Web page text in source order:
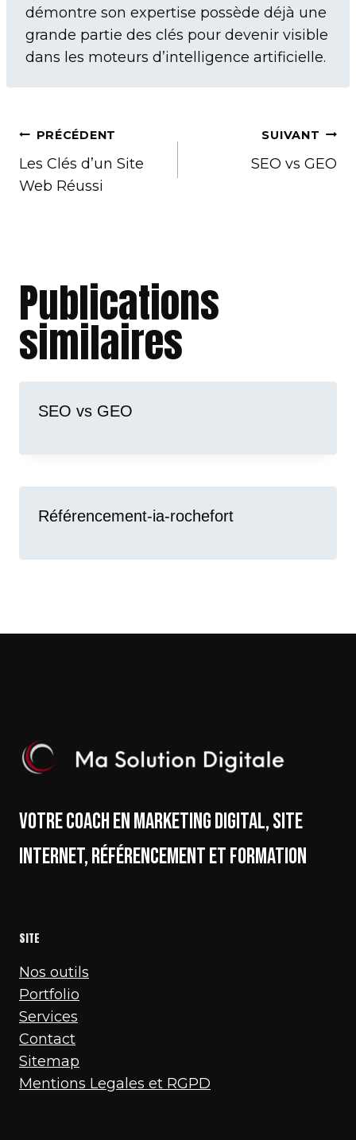
démontre son expertise possède déjà une
grande partie des clés pour devenir visible
dans les moteurs d’intelligence artificielle.
Navigation
de
PRÉCÉDENT
Les Clés d’un Site
Web Réussi
SUIVANT
SEO vs GEO
Publications
similaires
SEO vs GEO
Référencement-ia-rochefort
votre coach en marketing digital, site
internet, référencement et formation
SITE
Nos outils
Portfolio
Services
Contact
Sitemap
Mentions Legales et RGPD